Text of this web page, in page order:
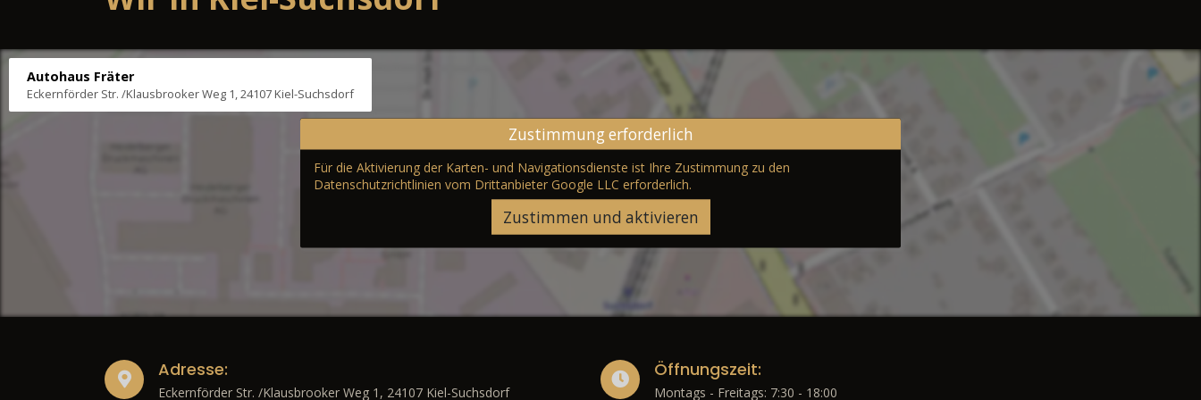
Autohaus Fräter
Eckernförder Str. /Klausbrooker Weg 1, 24107 Kiel-Suchsdorf
Zustimmung erforderlich
Für die Aktivierung der Karten- und Navigationsdienste ist Ihre Zustimmung zu den
Datenschutzrichtlinien vom Drittanbieter Google LLC erforderlich.
Zustimmen und aktivieren
Adresse:
Eckernförder Str. /Klausbrooker Weg 1, 24107 Kiel-Suchsdorf
Öffnungszeit:
Montags - Freitags: 7:30 - 18:00